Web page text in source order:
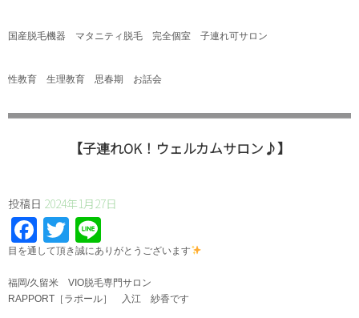
国産脱毛機器 マタニティ脱毛 完全個室 子連れ可サロン
性教育 生理教育 思春期 お話会
【子連れOK！ウェルカムサロン♪】
投稿日 2024年1月27日
Facebook
Twitter
⁡目を通して頂き誠にありがとうございます
福岡/久留米 VIO脱毛専門サロン
RAPPORT［ラポール］ 入江 紗香です